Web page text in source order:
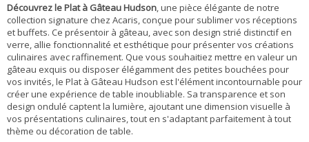
Découvrez le Plat à Gâteau Hudson, une pièce élégante de notre
collection signature chez Acaris, conçue pour sublimer vos réceptions
et buffets. Ce présentoir à gâteau, avec son design strié distinctif en
verre, allie fonctionnalité et esthétique pour présenter vos créations
culinaires avec raffinement. Que vous souhaitiez mettre en valeur un
gâteau exquis ou disposer élégamment des petites bouchées pour
vos invités, le Plat à Gâteau Hudson est l'élément incontournable pour
créer une expérience de table inoubliable. Sa transparence et son
design ondulé captent la lumière, ajoutant une dimension visuelle à
vos présentations culinaires, tout en s'adaptant parfaitement à tout
thème ou décoration de table.